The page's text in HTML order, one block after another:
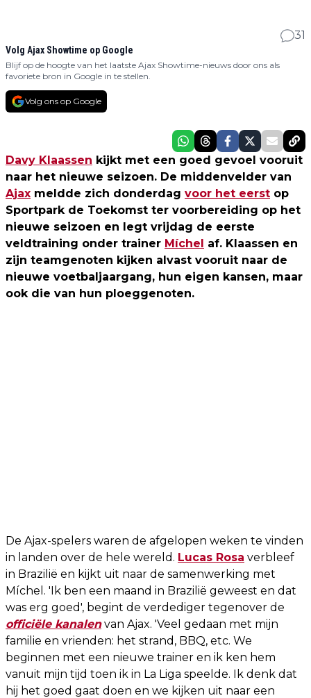
31
Volg Ajax Showtime op Google
Blijf op de hoogte van het laatste Ajax Showtime-nieuws door ons als
favoriete bron in Google in te stellen.
Volg ons op Google
Davy Klaassen kijkt met een goed gevoel vooruit
naar het nieuwe seizoen. De middenvelder van
Ajax meldde zich donderdag voor het eerst op
Sportpark de Toekomst ter voorbereiding op het
nieuwe seizoen en legt vrijdag de eerste
veldtraining onder trainer Míchel af. Klaassen en
zijn teamgenoten kijken alvast vooruit naar de
nieuwe voetbaljaargang, hun eigen kansen, maar
ook die van hun ploeggenoten.
De Ajax-spelers waren de afgelopen weken te vinden
in landen over de hele wereld. Lucas Rosa verbleef
in Brazilië en kijkt uit naar de samenwerking met
Míchel. 'Ik ben een maand in Brazilië geweest en dat
was erg goed', begint de verdediger tegenover de
officiële kanalenvan Ajax. 'Veel gedaan met mijn
familie en vrienden: het strand, BBQ, etc. We
beginnen met een nieuwe trainer en ik ken hem
vanuit mijn tijd toen ik in La Liga speelde. Ik denk dat
hij het goed gaat doen en we kijken uit naar een